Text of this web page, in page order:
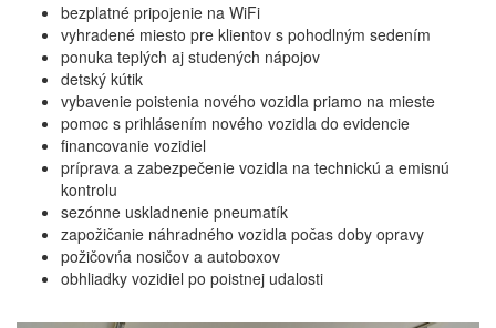
bezplatné pripojenie na WiFi
vyhradené miesto pre klientov s pohodlným sedením
ponuka teplých aj studených nápojov
detský kútik
vybavenie poistenia nového vozidla priamo na mieste
pomoc s prihlásením nového vozidla do evidencie
financovanie vozidiel
príprava a zabezpečenie vozidla na technickú a emisnú
kontrolu
sezónne uskladnenie pneumatík
zapožičanie náhradného vozidla počas doby opravy
požičovńa nosičov a autoboxov
obhliadky vozidiel po poistnej udalosti